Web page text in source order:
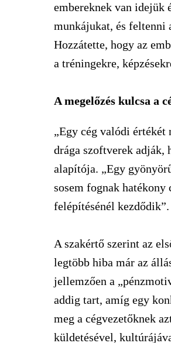
embereknek van idejük
munkájukat, és feltenni
Hozzátette, hogy az
a tréningekre,
A megelőzés kulcsa a
„Egy cég valódi értékét
drága szoftverek adják,
alapítója. „Egy
sosem fognak
felépítésénél kezdődik”.
A szakértő szerint az
legtöbb hiba már az
jellemzően a
addig tart, amíg egy
meg a cégvezetőknek
küldetésével,